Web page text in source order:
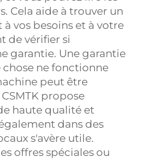
Cela aide à trouver un
vos besoins et à votre
de vérifier si
garantie. Une garantie
ne fonctionne
peut être
propose
haute qualité et
dans des
s'avère utile.
offres spéciales ou